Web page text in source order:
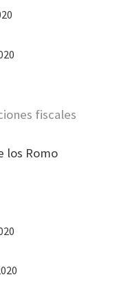
fiscales
los Romo